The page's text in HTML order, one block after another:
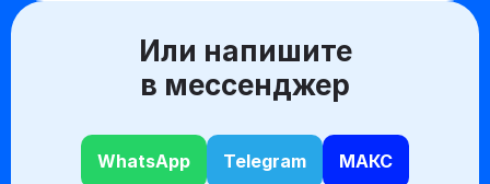
Или напишите
в мессенджер
WhatsApp Telegram МАКС